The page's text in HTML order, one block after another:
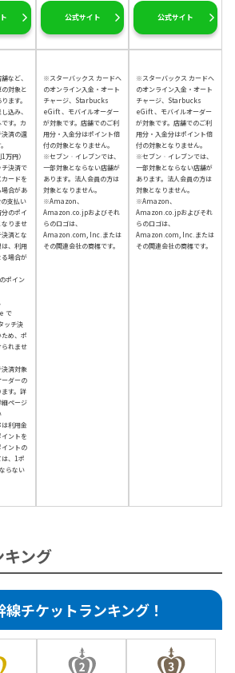
公式サイト 公式サイト
など、
対象と
ます。
込み、
す。カ
済の還
万円）
チ決済で
ードを
合があ
支払い
のポイ
なりませ
済とな
は、利用
場合が
ポイン
で
ッチ決
め、ポ
られませ
済対象
ダーの
す。詳
細ページ
利用金
ントを
ントの
、1ポ
らない
※スターバックス カードへ
のオンライン入金・オート
チャージ、Starbucks
eGift 、モバイルオーダー
が対象です。店舗でのご利
用分・入金分はポイント倍
付の対象となりません。
※セブン‐イレブンでは、
一部対象とならない店舗が
あります。法人会員の方は
対象となりません。
※Amazon、
Amazon.co.jpおよびそれ
らのロゴは、
Amazon.com, Inc.または
その関連会社の商標です。
※スターバックス カードへ
のオンライン入金・オート
チャージ、Starbucks
eGift 、モバイルオーダー
が対象です。店舗でのご利
用分・入金分はポイント倍
付の対象となりません。
※セブン‐イレブンでは、
一部対象とならない店舗が
あります。法人会員の方は
対象となりません。
※Amazon、
Amazon.co.jpおよびそれ
らのロゴは、
Amazon.com, Inc.または
その関連会社の商標です。
ング
チケットランキング！